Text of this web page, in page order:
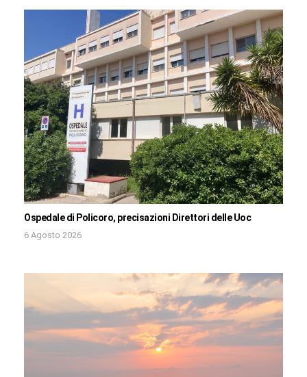
Ospedale di Policoro, precisazioni Direttori delle Uoc
6 Agosto 2026